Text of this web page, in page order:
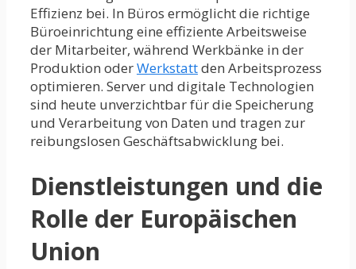
Effizienz bei. In Büros ermöglicht die richtige
Büroeinrichtung eine effiziente Arbeitsweise
der Mitarbeiter, während Werkbänke in der
Produktion oderWerkstattden Arbeitsprozess
optimieren. Server und digitale Technologien
sind heute unverzichtbar für die Speicherung
und Verarbeitung von Daten und tragen zur
reibungslosen Geschäftsabwicklung bei.
Dienstleistungen und die
Rolle der Europäischen
Union